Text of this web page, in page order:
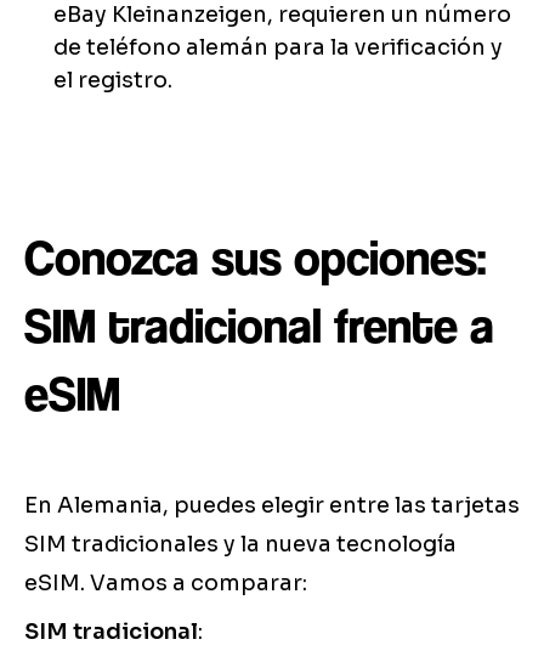
eBay Kleinanzeigen, requieren un número
de teléfono alemán para la verificación y
el registro.
Conozca sus opciones:
SIM tradicional frente a
eSIM
En Alemania, puedes elegir entre las tarjetas
SIM tradicionales y la nueva tecnología
eSIM. Vamos a comparar:
SIM tradicional: